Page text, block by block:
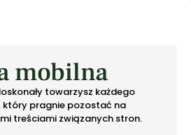
mobilna
towarzysz każdego
który pragnie pozostać na
treściami związanych stron.